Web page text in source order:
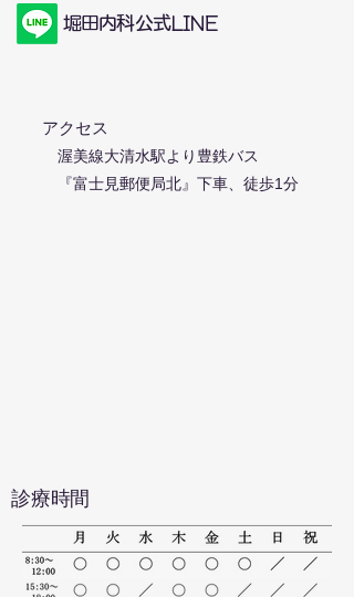
​堀田内科公式LINE
アクセス
渥美線大清水駅より豊鉄バス
『富士見郵便局北』下車、徒歩1分
​診療時間